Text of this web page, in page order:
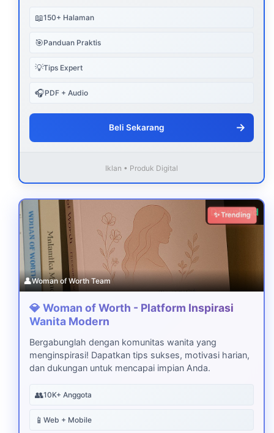
📖150+ Halaman
🎯Panduan Praktis
💡Tips Expert
🎧PDF + Audio
Beli Sekarang →
Iklan • Produk Digital
Download
✨ Trending
👤Woman of Worth Team
💎 Woman of Worth - Platform Inspirasi
Wanita Modern
Bergabunglah dengan komunitas wanita yang
menginspirasi! Dapatkan tips sukses, motivasi harian,
dan dukungan untuk mencapai impian Anda.
👥10K+ Anggota
📱 Web + Mobile